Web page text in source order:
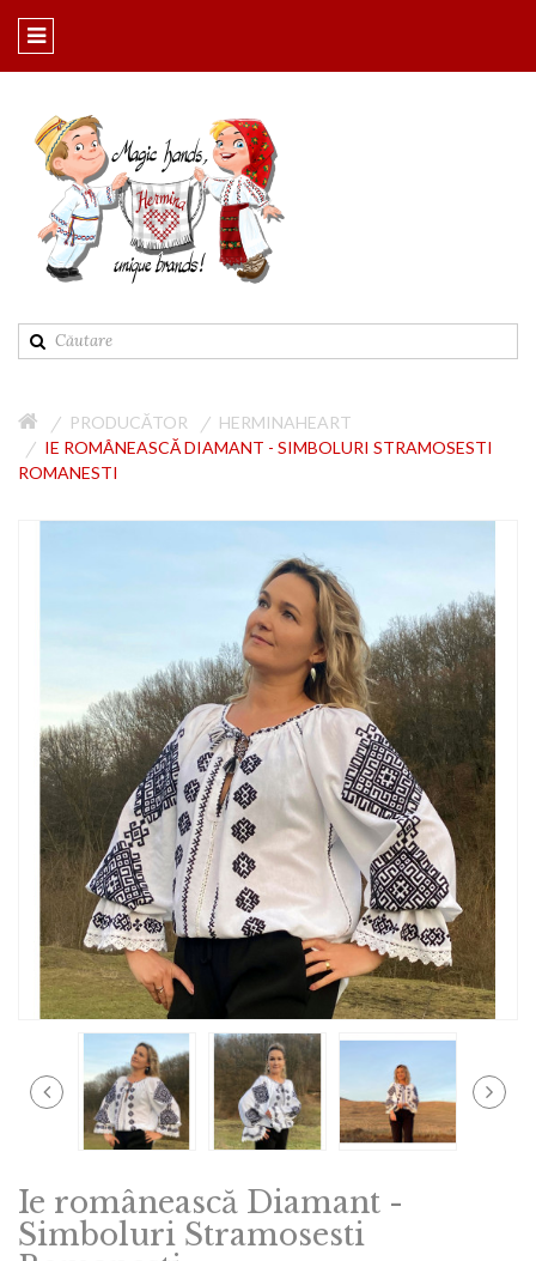
PRODUCĂTOR
HERMINAHEART
IE ROMÂNEASCĂ DIAMANT - SIMBOLURI STRAMOSESTI
ROMANESTI
Ie românească Diamant -
Simboluri Stramosesti